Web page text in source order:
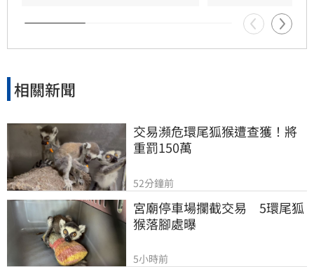
相關新聞
交易瀕危環尾狐猴遭查獲！將
重罰150萬
52分鐘前
宮廟停車場攔截交易　5環尾狐
猴落腳處曝
5小時前